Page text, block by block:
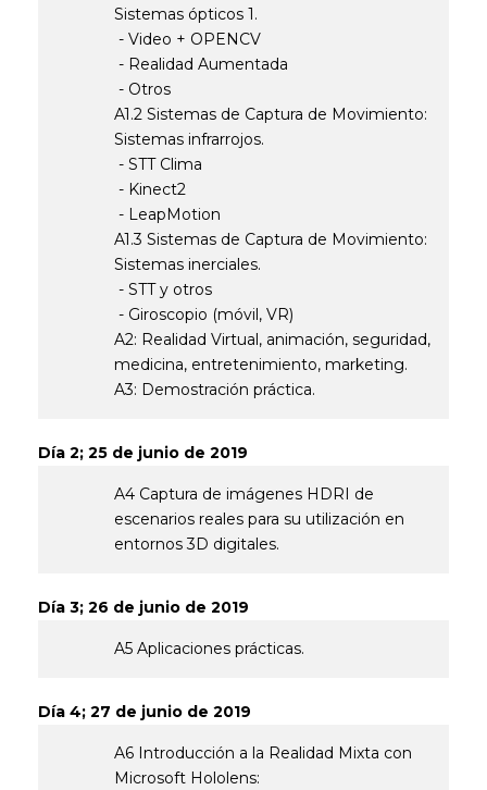
Sistemas ópticos 1.
- Video + OPENCV
- Realidad Aumentada
- Otros
A1.2 Sistemas de Captura de Movimiento:
Sistemas infrarrojos.
- STT Clima
- Kinect2
- LeapMotion
A1.3 Sistemas de Captura de Movimiento:
Sistemas inerciales.
- STT y otros
- Giroscopio (móvil, VR)
A2: Realidad Virtual, animación, seguridad,
medicina, entretenimiento, marketing.
A3: Demostración práctica.
Día 2; 25 de junio de 2019
A4 Captura de imágenes HDRI de
escenarios reales para su utilización en
entornos 3D digitales.
Día 3; 26 de junio de 2019
A5 Aplicaciones prácticas.
Día 4; 27 de junio de 2019
A6 Introducción a la Realidad Mixta con
Microsoft Hololens: